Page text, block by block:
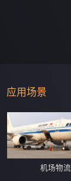
应用场景
机场物流